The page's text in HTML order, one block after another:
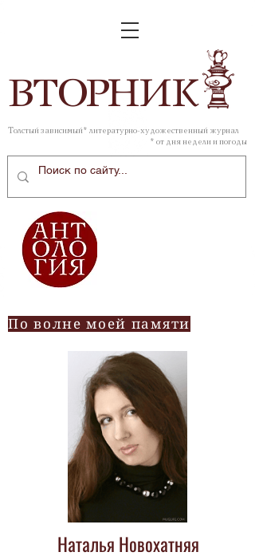
ВТОРНИК
Толстый зависимый* литературно-художественный журнал
* от дня недели и погоды
По волне моей памяти
Наталья Новохатняя